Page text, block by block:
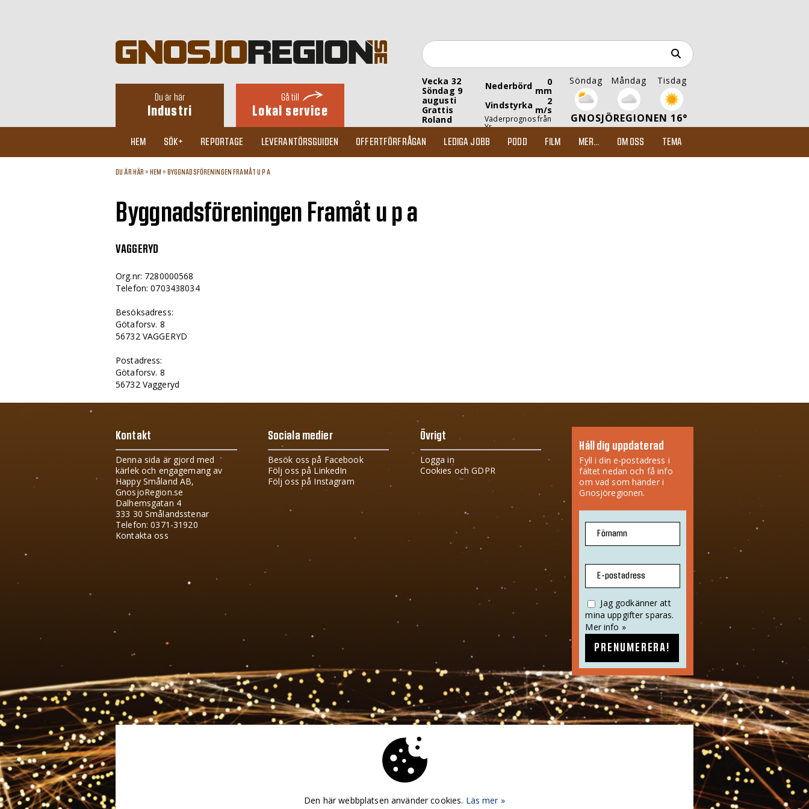
Du är här
Industri
Gå till
Lokal service
Vecka 32
Söndag 9
augusti
Grattis
Roland
Nederbörd 0
mm
Vindstyrka
2
m/s
Väderprognos från
Yr
Söndag Måndag Tisdag
GNOSJÖREGIONEN 16°
HEM SÖK+ REPORTAGE LEVERANTÖRSGUIDEN OFFERTFÖRFRÅGAN LEDIGA JOBB PODD FILM MER... OM OSS TEMA
DU ÄR HÄR » HEM » BYGGNADSFÖRENINGEN FRAMÅT U P A
Byggnadsföreningen Framåt u p a
VAGGERYD
Org.nr: 7280000568
Telefon: 0703438034
Besöksadress:
Götaforsv. 8
56732 VAGGERYD
Postadress:
Götaforsv. 8
56732 Vaggeryd
Kontakt
Denna sida är gjord med
kärlek och engagemang av
Happy Småland AB,
GnosjoRegion.se
Dalhemsgatan 4
333 30 Smålandsstenar
Telefon: 0371-31920
Kontakta oss
Sociala medier
Besök oss på Facebook
Följ oss på LinkedIn
Följ oss på Instagram
Övrigt
Logga in
Cookies och GDPR
Håll dig uppdaterad
Fyll i din e-postadress i
fältet nedan och få info
om vad som händer i
Gnosjöregionen.
Förnamn
E-postadress
Jag godkänner att
mina uppgifter sparas.
Mer info »
PRENUMERERA!
Den här webbplatsen använder cookies. Läs mer »